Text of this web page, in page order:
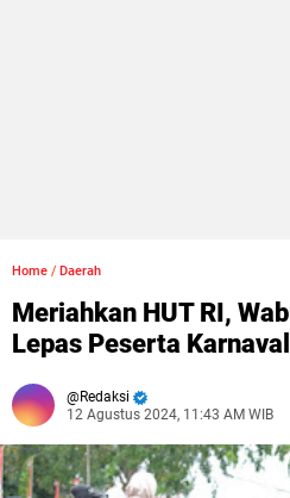
Home / Daerah
Meriahkan HUT RI,
Lepas Peserta
Redaksi
12 Agustus 2024, 11:43 AM WIB